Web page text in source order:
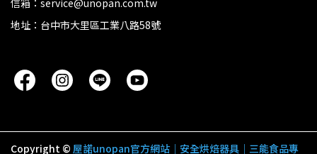
信箱：service@unopan.com.tw
地址：台中市大里區工業八路58號
Copyright © 屋諾unopan官方網站｜安全烘焙器具｜三能食品專